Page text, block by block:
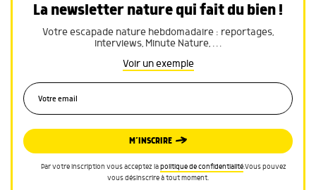
La newsletter nature qui fait du bien !
Votre escapade nature hebdomadaire : reportages,
interviews, Minute Nature, …
Voir un exemple
M’INSCRIRE
Par votre inscription vous acceptez la politique de confidentialité.Vous pouvez
vous désinscrire à tout moment.